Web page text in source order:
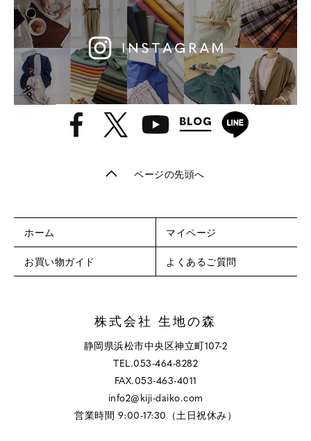
ページの先頭へ
ホーム マイページ
お買い物ガイド よくあるご質問
株式会社 生地の森
静岡県浜松市中央区神立町107-2
TEL.053-464-8282
FAX.053-463-4011
info2@kiji-daiko.com
営業時間 9:00-17:30（土日祝休み）